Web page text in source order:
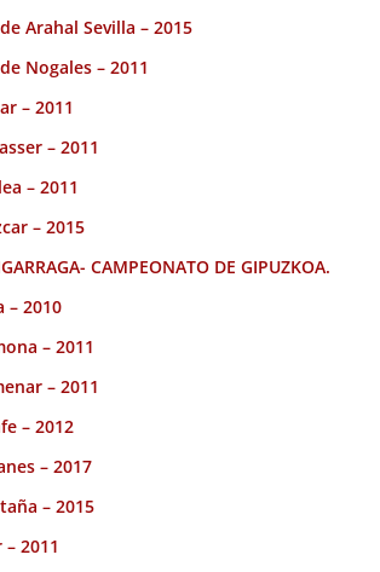
Arahal Sevilla – 2015
Nogales – 2011
– 2011
– 2011
– 2011
– 2015
CAMPEONATO DE GIPUZKOA.
– 2010
– 2011
– 2011
– 2012
– 2017
– 2015
2011